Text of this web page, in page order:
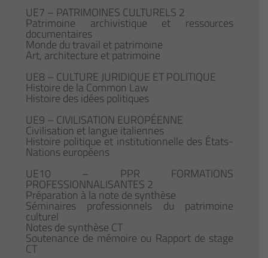
UE7 – PATRIMOINES CULTURELS 2
Patrimoine archivistique et ressources
documentaires
Monde du travail et patrimoine
Art, architecture et patrimoine
UE8 – CULTURE JURIDIQUE ET POLITIQUE
Histoire de la Common Law
Histoire des idées politiques
UE9 – CIVILISATION EUROPÉENNE
Civilisation et langue italiennes
Histoire politique et institutionnelle des États-
Nations européens
UE10 – PPR FORMATIONS
PROFESSIONNALISANTES 2
Préparation à la note de synthèse
Séminaires professionnels du patrimoine
culturel
Notes de synthèse CT
Soutenance de mémoire ou Rapport de stage
CT